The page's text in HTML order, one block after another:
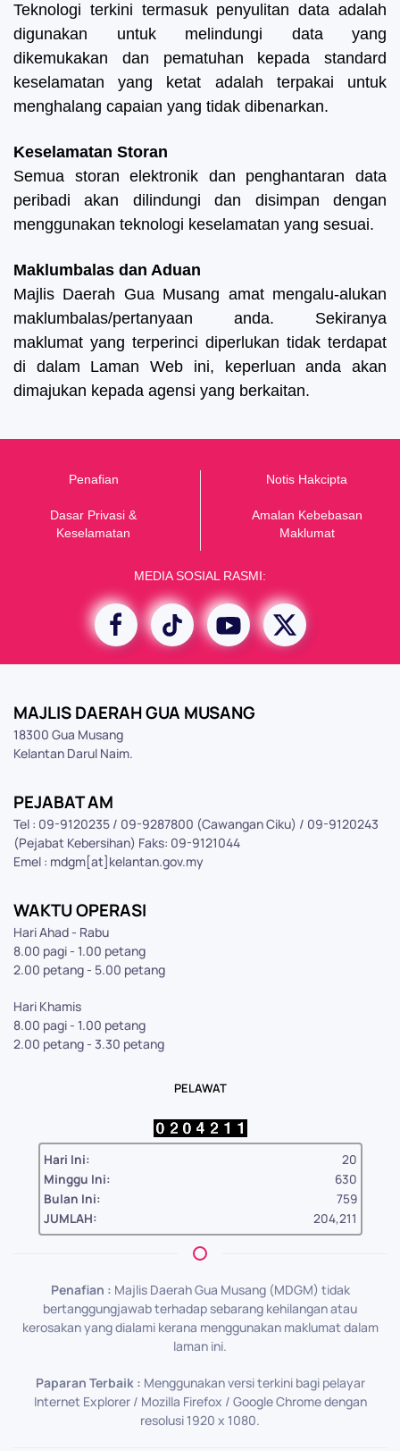
Teknologi terkini termasuk penyulitan data adalah
digunakan untuk melindungi data yang
dikemukakan dan pematuhan kepada standard
keselamatan yang ketat adalah terpakai untuk
menghalang capaian yang tidak dibenarkan.
Keselamatan Storan
Semua storan elektronik dan penghantaran data
peribadi akan dilindungi dan disimpan dengan
menggunakan teknologi keselamatan yang sesuai.
Maklumbalas dan Aduan
Majlis Daerah Gua Musang amat mengalu-alukan
maklumbalas/pertanyaan anda. Sekiranya
maklumat yang terperinci diperlukan tidak terdapat
di dalam Laman Web ini, keperluan anda akan
dimajukan kepada agensi yang berkaitan.
Penafian
Dasar Privasi &
Keselamatan
Notis Hakcipta
Amalan Kebebasan
Maklumat
MEDIA SOSIAL RASMI:
MAJLIS DAERAH GUA MUSANG
18300 Gua Musang
Kelantan Darul Naim.
PEJABAT AM
Tel : 09-9120235 / 09-9287800 (Cawangan Ciku) / 09-9120243
(Pejabat Kebersihan) Faks: 09-9121044
Emel : mdgm[at]kelantan.gov.my
WAKTU OPERASI
Hari Ahad - Rabu
8.00 pagi - 1.00 petang
2.00 petang - 5.00 petang
Hari Khamis
8.00 pagi - 1.00 petang
2.00 petang - 3.30 petang
PELAWAT
Hari Ini:
20
Minggu Ini:
630
Bulan Ini:
759
JUMLAH:
204,211
Penafian : Majlis Daerah Gua Musang (MDGM) tidak
bertanggungjawab terhadap sebarang kehilangan atau
kerosakan yang dialami kerana menggunakan maklumat dalam
laman ini.
Paparan Terbaik : Menggunakan versi terkini bagi pelayar
Internet Explorer / Mozilla Firefox / Google Chrome dengan
resolusi 1920 x 1080.